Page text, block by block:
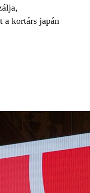
a kortárs japán